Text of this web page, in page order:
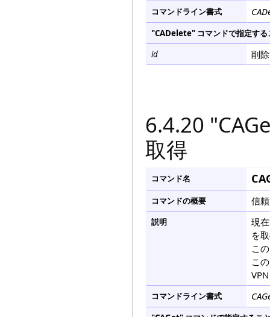
コマンドライン書式
"CADelete" コマンドで指定する
id
削
6.4.20
取得
コマンド名
コマンドの概要 信
説明
現
を
こ
こ
コマンドライン書式